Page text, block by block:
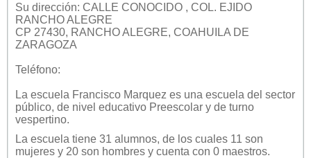
Su dirección: CALLE CONOCIDO , COL. EJIDO
RANCHO ALEGRE
CP 27430, RANCHO ALEGRE, COAHUILA DE
ZARAGOZA
Teléfono:
La escuela Francisco Marquez es una escuela del sector
público, de nivel educativo Preescolar y de turno
vespertino.
La escuela tiene 31 alumnos, de los cuales 11 son
mujeres y 20 son hombres y cuenta con 0 maestros.